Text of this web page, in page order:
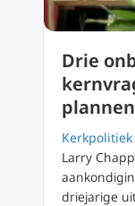
Drie
Kerkpolitiek
Larry
driejarige